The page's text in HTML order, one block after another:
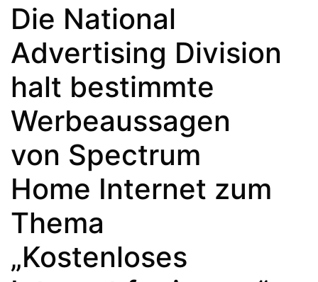
Die National
Advertising Division
halt bestimmte
Werbeaussagen
von Spectrum
Home Internet zum
Thema
„Kostenloses